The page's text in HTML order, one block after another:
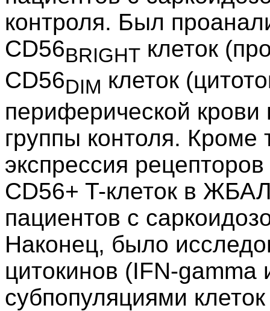
контроля. Был
CD56BRIGHT клеток
CD56DIM клеток
периферической крови
группы контоля. Кроме
экспрессия
CD56+ T-клеток в
пациентов с
Наконец, было
цитокинов (IFN-gamma
субпопуляциями